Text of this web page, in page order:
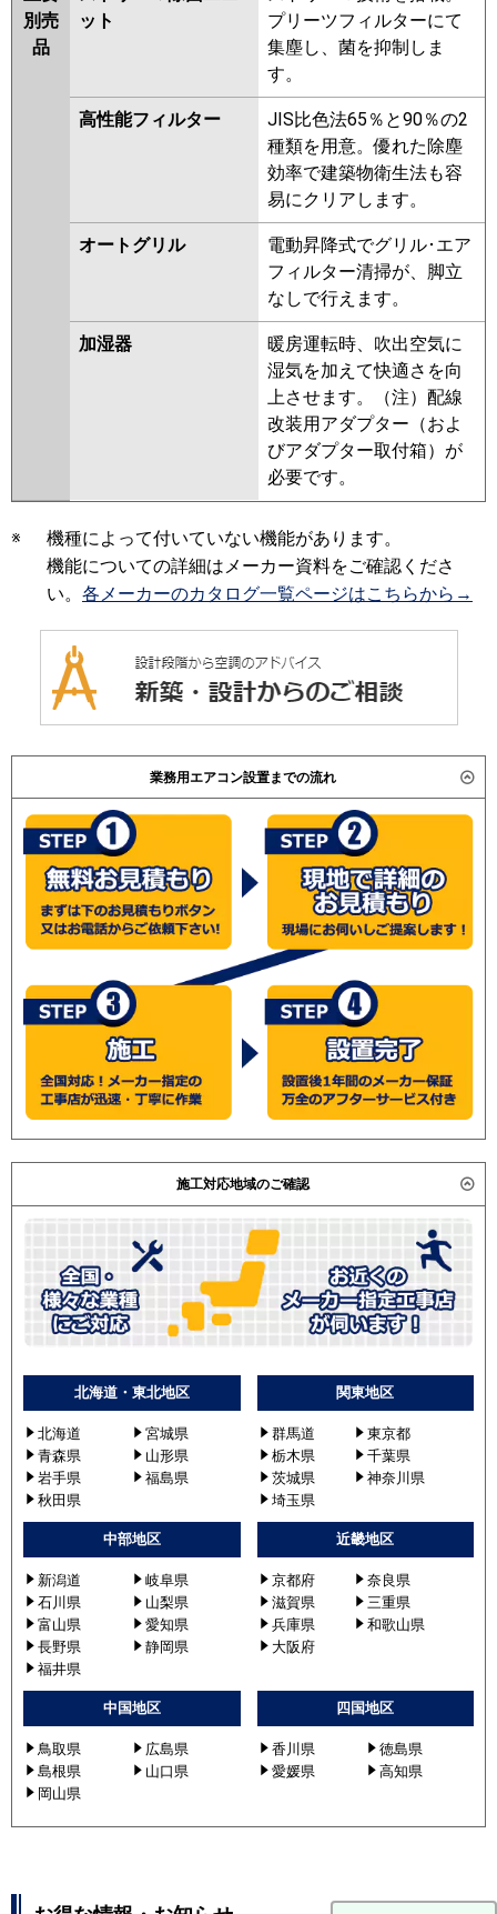
別売
品
ット
プリーツフィルターにて
集塵し、菌を抑制しま
す。
高性能フィルター
JIS比色法65％と90％の2
種類を用意。優れた除塵
効率で建築物衛生法も容
易にクリアします。
オートグリル
電動昇降式でグリル･エア
フィルター清掃が、脚立
なしで行えます。
加湿器
暖房運転時、吹出空気に
湿気を加えて快適さを向
上させます。（注）配線
改装用アダプター（およ
びアダプター取付箱）が
必要です。
※
機種によって付いていない機能があります。
機能についての詳細はメーカー資料をご確認くださ
い。 各メーカーのカタログ一覧ページはこちらから→
業務用エアコン設置までの流れ
施工対応地域のご確認
北海道・東北地区
北海道
宮城県
青森県
山形県
岩手県
福島県
秋田県
関東地区
群馬道
東京都
栃木県
千葉県
茨城県
神奈川県
埼玉県
中部地区
新潟道
岐阜県
石川県
山梨県
富山県
愛知県
長野県
静岡県
福井県
近畿地区
京都府
奈良県
滋賀県
三重県
兵庫県
和歌山県
大阪府
中国地区
鳥取県
広島県
島根県
山口県
岡山県
四国地区
香川県
徳島県
愛媛県
高知県